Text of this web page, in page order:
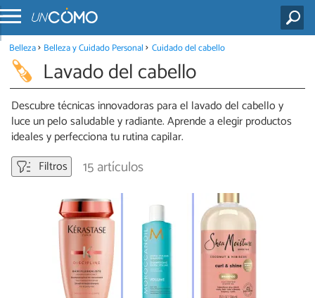
Belleza Belleza y Cuidado Personal Cuidado del cabello
Lavado del cabello
Descubre técnicas innovadoras para el lavado del cabello y
luce un pelo saludable y radiante. Aprende a elegir productos
ideales y perfecciona tu rutina capilar.
Filtros
15 artículos